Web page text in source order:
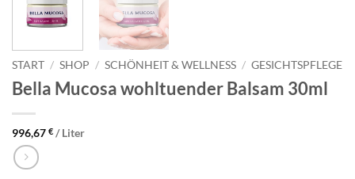
START / SHOP / SCHÖNHEIT & WELLNESS / GESICHTSPFLEGE
Bella Mucosa wohltuender Balsam 30ml
996,67 € /Liter